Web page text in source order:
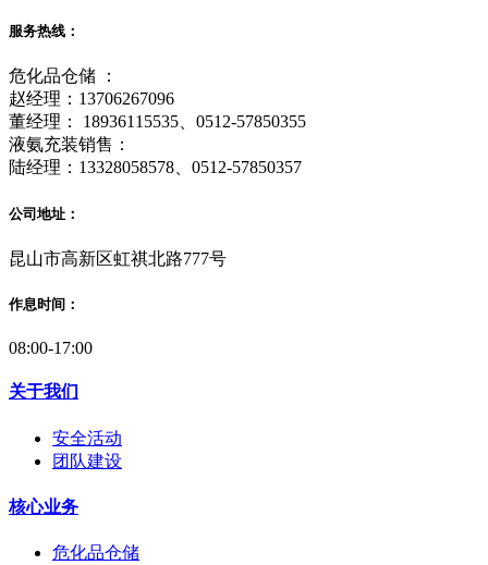
服务热线：
危化品仓储 ：
赵经理：13706267096
董经理： 18936115535、0512-57850355
液氨充装销售：
陆经理：13328058578、0512-57850357
公司地址：
昆山市高新区虹祺北路777号
作息时间：
08:00-17:00
关于我们
安全活动
团队建设
核心业务
危化品仓储